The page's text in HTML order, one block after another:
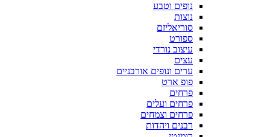
נופים וטבע
נוצות
סוריאליזם
ספורט
עיצוב נורדי
עצים
ערים ונופים אורבניים
פופ ארט
פרחים
פרחים ועלים
פרחים וצמחים
רבנים ויהדות